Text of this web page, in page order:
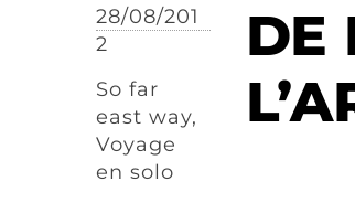
28/08/201
2
So far
east way,
Voyage
en solo
DE